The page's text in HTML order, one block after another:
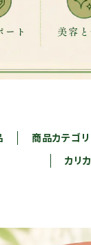
商品カテゴ
カリ